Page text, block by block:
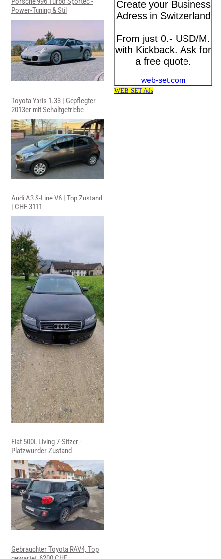
Power-Tuning & Stil
Toyota Yaris 1.33 | Gepflegter
2013er mit Schaltgetriebe
Audi A3 S-Line V6 | Top Zustand
| CHF 3111
Fiat 500L Living 7-Sitzer -
Platzwunder Zustand
Gebrauchter Toyota RAV4, Top